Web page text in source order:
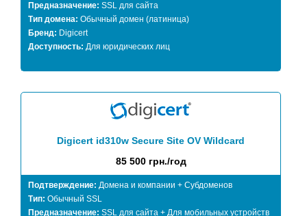
Предназначение: SSL для сайта
Тип домена: Обычный домен (латиница)
Бренд: Digicert
Доступность: Для юридических лиц
Digicert id310w Secure Site OV Wildcard
85 500 грн./год
Подтверждение: Домена и компании + Субдоменов
Тип: Обычный SSL
Предназначение: SSL для сайта + Для мобильных устройств